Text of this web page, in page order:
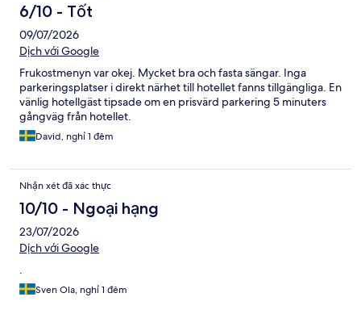
6/10 - Tốt
09/07/2026
Dịch với Google
Frukostmenyn var okej. Mycket bra och fasta sängar. Inga
parkeringsplatser i direkt närhet till hotellet fanns tillgängliga. En
vänlig hotellgäst tipsade om en prisvärd parkering 5 minuters
gångväg från hotellet.
David, nghỉ 1 đêm
Nhận xét đã xác thực
10/10 - Ngoại hạng
23/07/2026
Dịch với Google
.
Sven Ola, nghỉ 1 đêm